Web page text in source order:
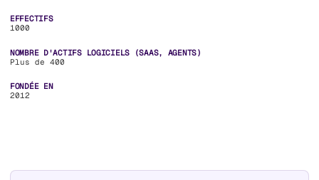
EFFECTIFS
1000
NOMBRE D'ACTIFS LOGICIELS (SAAS, AGENTS)
Plus de 400
FONDÉE EN
2012